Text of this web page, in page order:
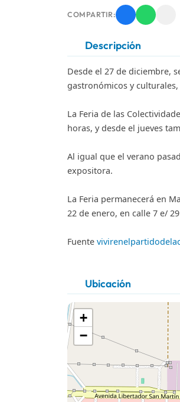
COMPARTIR:
Descripción
Desde el 27 de diciembre,
gastronómicos y
La Feria de las
horas, y desde el jueves
Al igual que el verano
expositora.
La Feria permanecerá en
22 de enero, en calle 7 e/
Fuente
Ubicación
+
−